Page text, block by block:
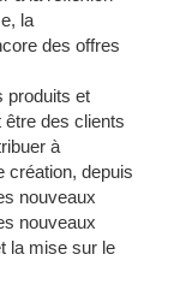
la
des offres
produits et
être des clients
à
création, depuis
nouveaux
nouveaux
la mise sur le